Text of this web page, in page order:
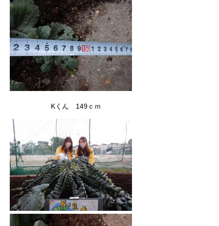
Kくん 149ｃｍ